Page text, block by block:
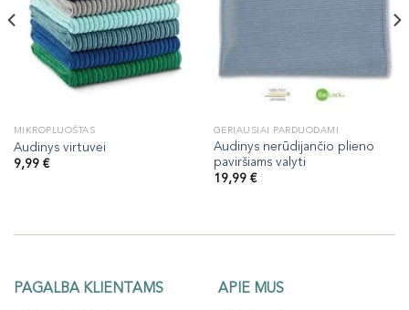
MIKROPLUOŠTAS
Audinys virtuvei
9,99 €
GERIAUSIAI PARDUODAMI
Audinys nerūdijančio plieno
paviršiams valyti
19,99 €
PAGALBA KLIENTAMS APIE MUS